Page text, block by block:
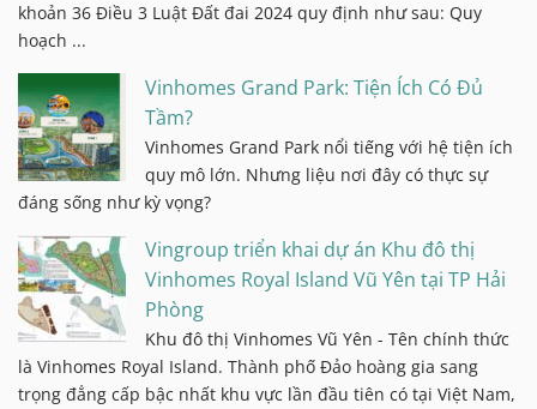
khoản 36 Điều 3 Luật Đất đai 2024 quy định như sau: Quy
hoạch ...
Vinhomes Grand Park: Tiện Ích Có Đủ
Tầm?
Vinhomes Grand Park nổi tiếng với hệ tiện ích
quy mô lớn. Nhưng liệu nơi đây có thực sự
đáng sống như kỳ vọng?
Vingroup triển khai dự án Khu đô thị
Vinhomes Royal Island Vũ Yên tại TP Hải
Phòng
Khu đô thị Vinhomes Vũ Yên - Tên chính thức
là Vinhomes Royal Island. Thành phố Đảo hoàng gia sang
trọng đẳng cấp bậc nhất khu vực lần đầu tiên có tại Việt Nam,